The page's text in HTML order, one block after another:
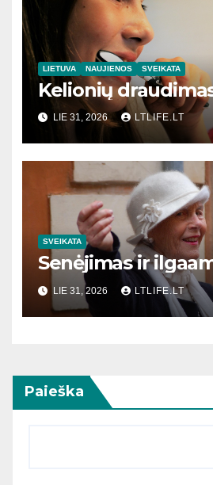
LIETUVA NAUJIENOS SVEIKATA
Kelionių
LIE 31, 2026 LTLIFE.LT
SVEIKATA
Senėjimas ir
LIE 31, 2026 LTLIFE.LT
Paieška